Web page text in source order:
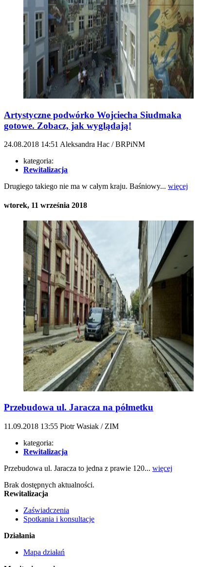
Artystyczne podwórko Wojciecha Siudmaka
gotowe. Zobacz, jak wyglądają!
24.08.2018 14:51 Aleksandra Hac / BRPiNM
kategoria:
Rewitalizacja
Drugiego takiego nie ma w całym kraju. Baśniowy... więcej
wtorek, 11 września 2018
Przebudowa ul. Jaracza na półmetku
11.09.2018 13:55 Piotr Wasiak / ZIM
kategoria:
Rewitalizacja
Przebudowa ul. Jaracza to jedna z prawie 120... więcej
Brak dostępnych aktualności.
Rewitalizacja
Zaświadczenia
Spotkania i konsultacje
Działania
Mapa działań